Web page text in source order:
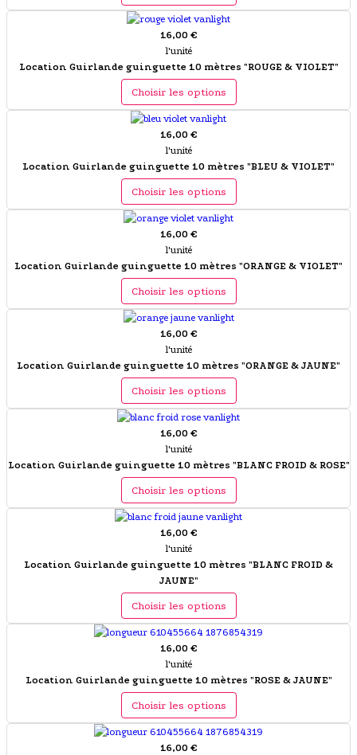
16,00 €
l'unité
Location Guirlande guinguette 10 mètres "ROUGE & VIOLET"
Choisir les options
16,00 €
l'unité
Location Guirlande guinguette 10 mètres "BLEU & VIOLET"
Choisir les options
16,00 €
l'unité
Location Guirlande guinguette 10 mètres "ORANGE & VIOLET"
Choisir les options
16,00 €
l'unité
Location Guirlande guinguette 10 mètres "ORANGE & JAUNE"
Choisir les options
16,00 €
l'unité
Location Guirlande guinguette 10 mètres "BLANC FROID & ROSE"
Choisir les options
16,00 €
l'unité
Location Guirlande guinguette 10 mètres "BLANC FROID &
JAUNE"
Choisir les options
16,00 €
l'unité
Location Guirlande guinguette 10 mètres "ROSE & JAUNE"
Choisir les options
16,00 €